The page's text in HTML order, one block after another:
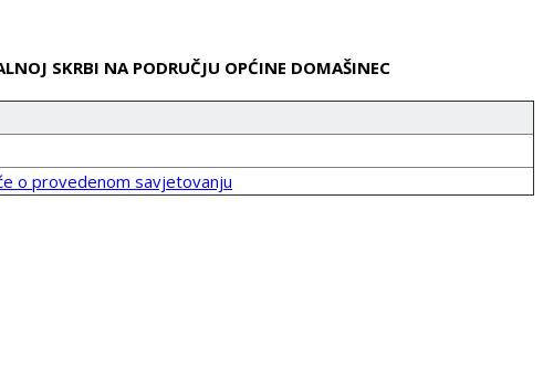
SKRBI NA PODRUČJU OPĆINE DOMAŠINEC
o provedenom savjetovanju